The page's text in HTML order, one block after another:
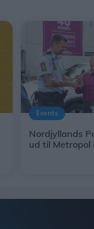
Events
Nordjyllands
ud til